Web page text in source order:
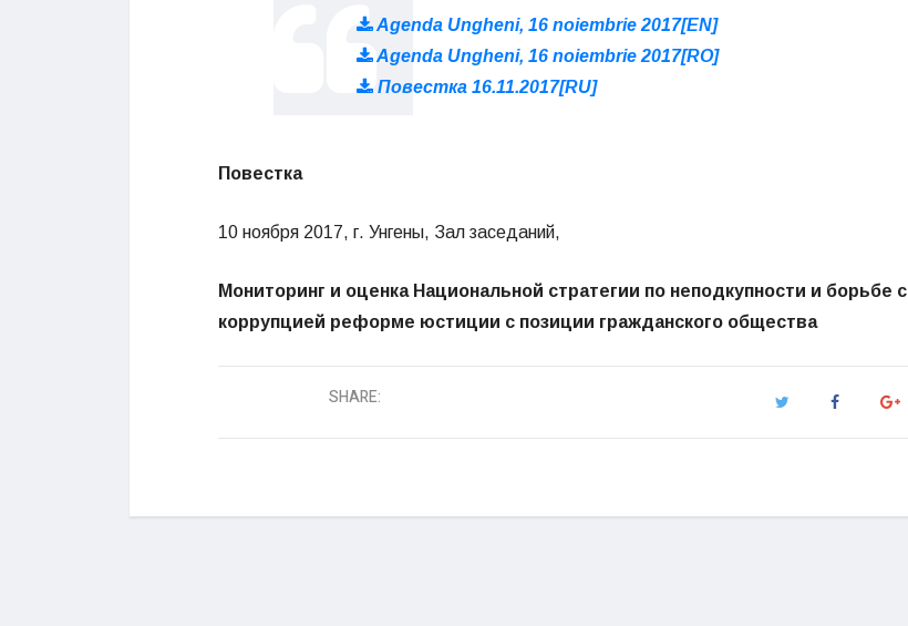
Agenda Ungheni, 16 noiembrie 2017[EN]
Agenda Ungheni, 16 noiembrie 2017[RO]
Повестка 16.11.2017[RU]
Повестка
10 ноября 2017, г. Унгены, Зал заседаний,
Мониторинг и оценка Национальной стратегии по неподкупности и борьбе с
коррупцией реформе юстиции с позиции гражданского общества
SHARE: